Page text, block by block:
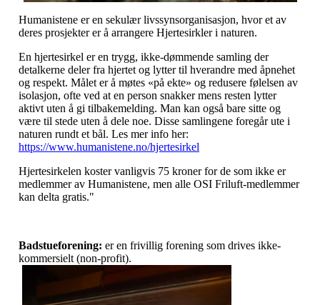
Humanistene er en sekulær livssynsorganisasjon, hvor et av
deres prosjekter er å arrangere Hjertesirkler i naturen.
En hjertesirkel er en trygg, ikke-dømmende samling der
detalkerne deler fra hjertet og lytter til hverandre med åpnehet
og respekt. Målet er å møtes «på ekte» og redusere følelsen av
isolasjon, ofte ved at en person snakker mens resten lytter
aktivt uten å gi tilbakemelding. Man kan også bare sitte og
være til stede uten å dele noe. Disse samlingene foregår ute i
naturen rundt et bål. Les mer info her:
https://www.humanistene.no/hjertesirkel
Hjertesirkelen koster vanligvis 75 kroner for de som ikke er
medlemmer av Humanistene, men alle OSI Friluft-medlemmer
kan delta gratis."
Badstueforening: er en frivillig forening som drives ikke-
kommersielt (non-profit).